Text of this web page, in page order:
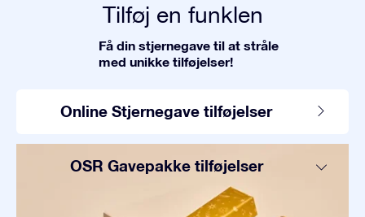
Tilføj en funklen
Få din stjernegave til at stråle
med unikke tilføjelser!
Online Stjernegave tilføjelser
OSR Gavepakke tilføjelser